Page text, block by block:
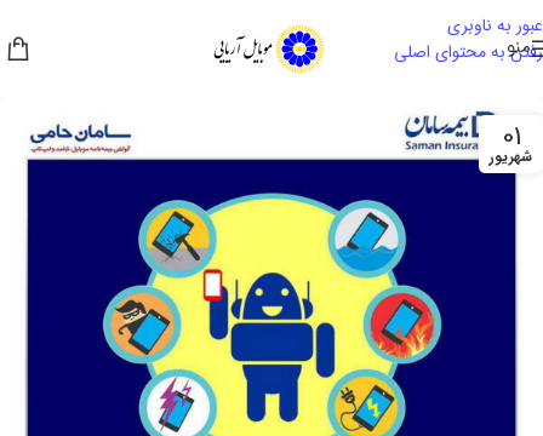
عبور به ناوبری
رفتن به محتوای اصلی
منو
01
شهریور